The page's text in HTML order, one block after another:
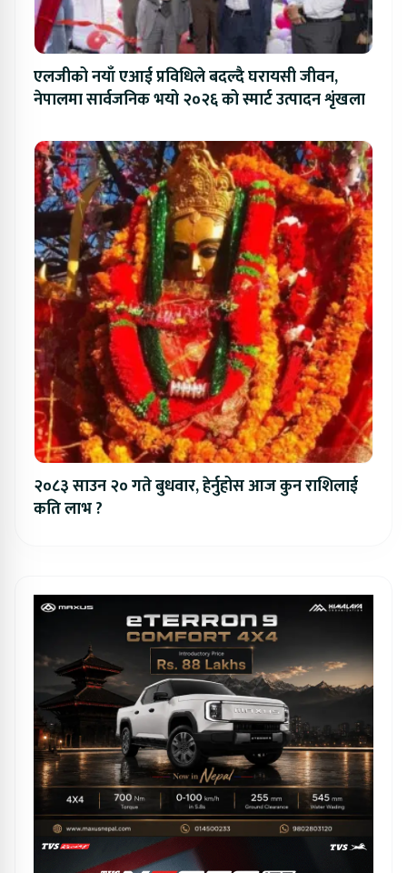
एलजीको नयाँ एआई प्रविधिले बदल्दै घरायसी जीवन,
नेपालमा सार्वजनिक भयो २०२६ को स्मार्ट उत्पादन शृंखला
२०८३ साउन २० गते बुधवार, हेर्नुहोस आज कुन राशिलाई
कति लाभ ?